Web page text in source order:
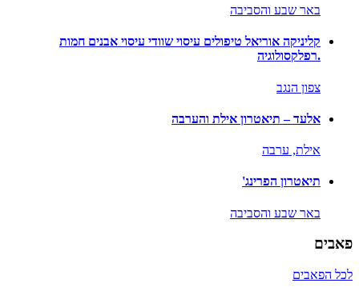
באר שבע והסביבה
קליניקה אוריאל טיפולים עיסוי שוודי עיסוי אבנים חמות
.רפלקסולוגיה
צפון הנגב
אלעד – תיאטרון אילת והערבה
אילת, ערבה
תיאטרון הפרינג'
באר שבע והסביבה
פאבים
לכל הפאבים